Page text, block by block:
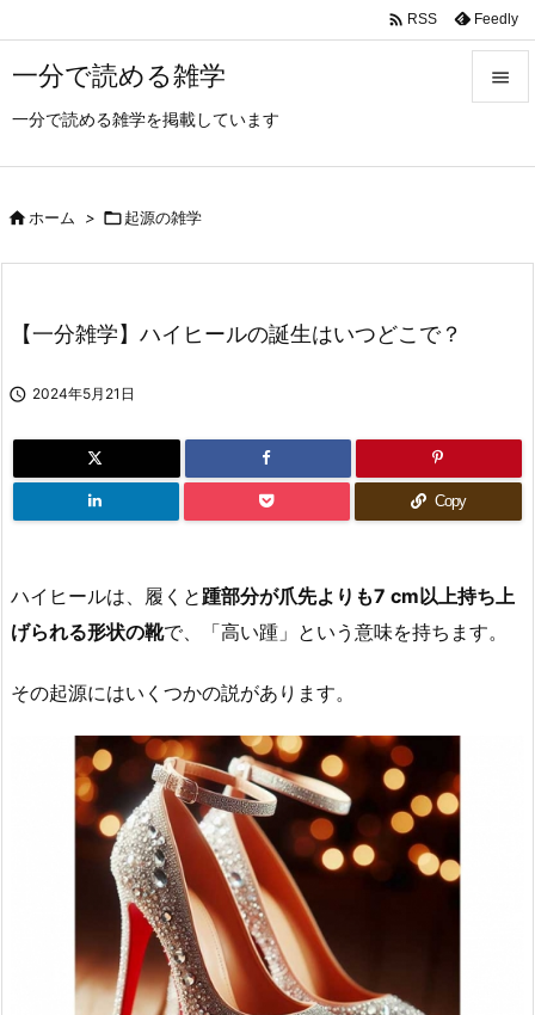
一分で読める雑学
一分で読める雑学を掲載しています

 RSS Feedly
ホーム > 起源の雑学
【一分雑学】ハイヒールの誕生はいつどこで？
 2024年5月21日
Copy
ハイヒールは、履くと 踵部分が爪先よりも7 cm以上持ち上
げられる形状の靴で、「高い踵」という意味を持ちます。
その起源にはいくつかの説があります。